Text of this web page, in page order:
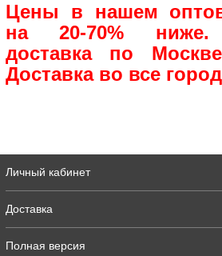
Цены в нашем
на 20-70% ниже.
доставка по
Доставка во все
Личный кабинет
Доставка
Полная версия